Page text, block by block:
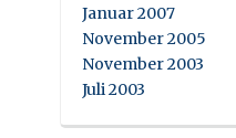
Januar 2007
November 2005
November 2003
Juli 2003